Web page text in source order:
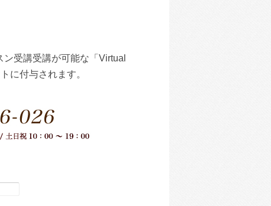
受講受講が可能な「Virtual
に付与されます。